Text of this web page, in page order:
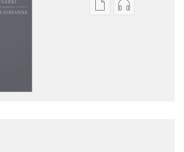
SaukoSauko